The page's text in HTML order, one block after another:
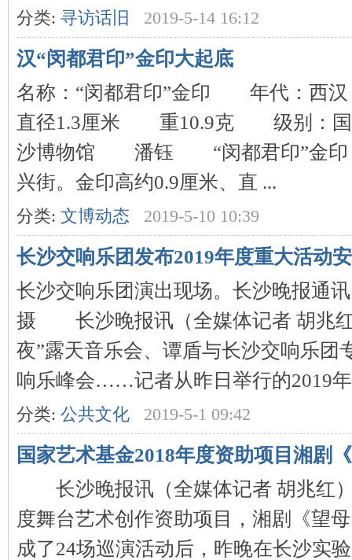
分类: 寻访话旧 2019-5-14 16:12
汉“闵都君印”金印大起底
名称：“闵都君印”金印 年代：
直径1.3厘米 重10.9克 级别：
沙博物馆 潘钰 “闵都君印”金印，
兴街。金印高约0.9厘米、直 ...
分类: 文博动态 2019-5-10 10:39
长沙交响乐团发布2019年度重大活动
长沙交响乐团演出现场。长沙晚报通
摄 长沙晚报讯（全媒体记者 胡兆
夜”露天音乐会、谭盾与长沙交响乐团
响乐峰会……记者从昨日举行的2019
分类: 公共文化 2019-5-1 09:42
国家艺术基金2018年度资助项目湘剧
长沙晚报讯（全媒体记者 胡兆红）
度舞台艺术创作资助项目，湘剧《望
成了24场巡演活动后，昨晚在长沙